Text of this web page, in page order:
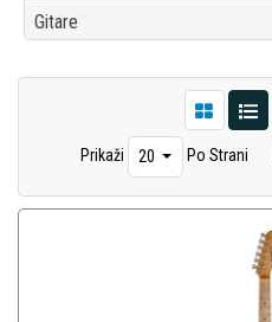
Gitare
Prikaži 20 Po Strani